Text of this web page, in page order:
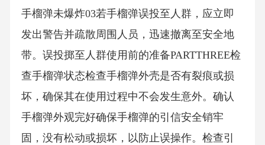
手榴弹未爆炸03若手榴弹误投至人群，应立即
发出警告并疏散周围人员，迅速撤离至安全地
带。误投掷至人群使用前的准备PARTTHREE检
查手榴弹状态检查手榴弹外壳是否有裂痕或损
坏，确保其在使用过程中不会发生意外。确认
手榴弹外观完好确保手榴弹的引信安全销牢
固，没有松动或损坏，以防止误操作。检查引